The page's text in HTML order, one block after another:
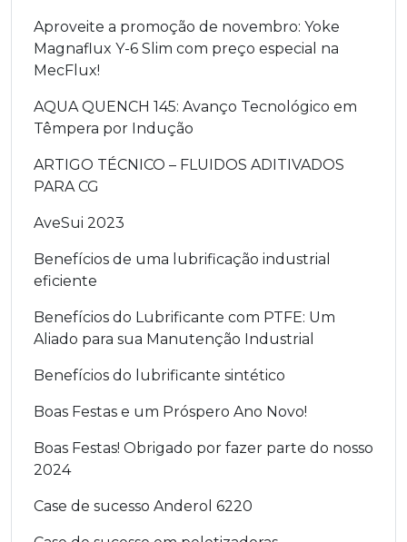
Aproveite a promoção de novembro: Yoke
Magnaflux Y-6 Slim com preço especial na
MecFlux!
AQUA QUENCH 145: Avanço Tecnológico em
Têmpera por Indução
ARTIGO TÉCNICO – FLUIDOS ADITIVADOS
PARA CG
AveSui 2023
Benefícios de uma lubrificação industrial
eficiente
Benefícios do Lubrificante com PTFE: Um
Aliado para sua Manutenção Industrial
Benefícios do lubrificante sintético
Boas Festas e um Próspero Ano Novo!
Boas Festas! Obrigado por fazer parte do nosso
2024
Case de sucesso Anderol 6220